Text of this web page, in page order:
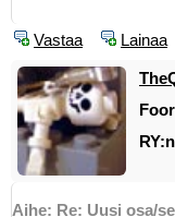
Vastaa Lainaa
Aihe: Re: Uusi osa/